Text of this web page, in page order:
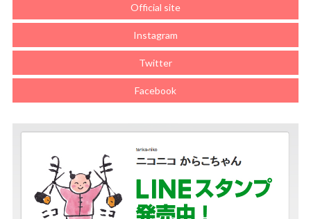
Official site
Instagram
Twitter
Facebook